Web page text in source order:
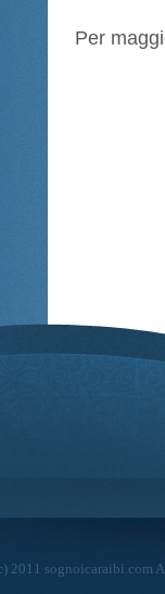
Per
2011 sognoicaraibi.com